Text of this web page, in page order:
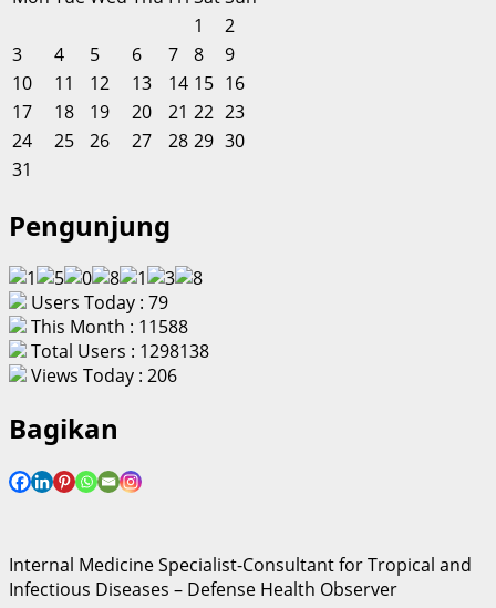
1
2
3
4 5 6 7 8
9
10
11 12 13 14 15 16
17
18 19 20 21 22 23
24
25 26 27 28 29 30
31
Pengunjung
Users Today : 79
This Month : 11588
Total Users : 1298138
Views Today : 206
Bagikan
Internal Medicine Specialist-Consultant for Tropical and
Infectious Diseases – Defense Health Observer